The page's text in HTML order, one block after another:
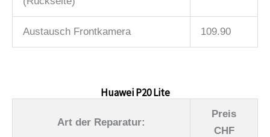
Austausch Frontkamera 109.90
Huawei P20 Lite
Art der Reparatur:
Preis
CHF